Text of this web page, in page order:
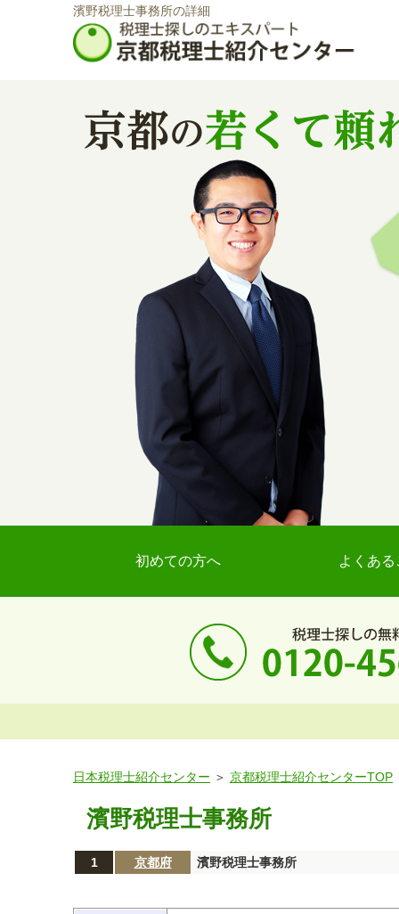
濱野税理士事務所の詳細
初めての方へ よくある
日本税理士紹介センター 京都税理士紹介センターTOP
濱野税理士事務所
1 京都府 濱野税理士事務所